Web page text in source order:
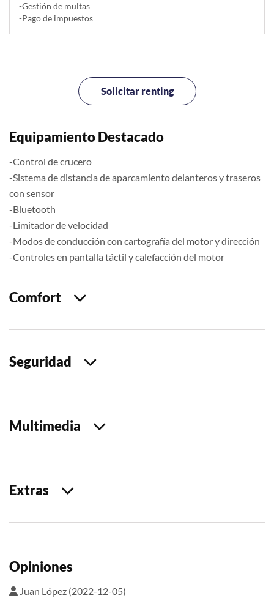
-Gestión de multas
-Pago de impuestos
Solicitar renting
Equipamiento Destacado
-Control de crucero
-Sistema de distancia de aparcamiento delanteros y traseros
con sensor
-Bluetooth
-Limitador de velocidad
-Modos de conducción con cartografía del motor y dirección
-Controles en pantalla táctil y calefacción del motor
Comfort
Seguridad
Multimedia
Extras
Opiniones
Juan López (2022-12-05)